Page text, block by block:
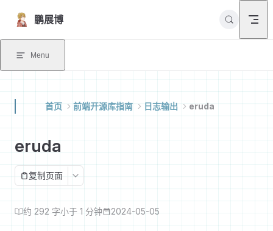
Skip to content
鹏展博
Menu
首页 前端开源库指南 日志输出 eruda
eruda
复制页面
约 292 字小于 1 分钟 2024-05-05